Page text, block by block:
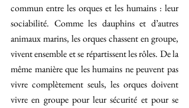
commun entre les orques et les humains : leur
sociabilité. Comme les dauphins et d’autres
animaux marins, les orques chassent en groupe,
vivent ensemble et se répartissent les rôles. De la
même manière que les humains ne peuvent pas
vivre complètement seuls, les orques doivent
vivre en groupe pour leur sécurité et pour se